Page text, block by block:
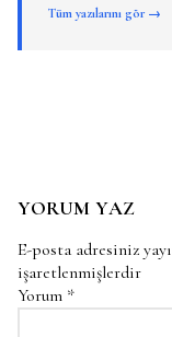
Tüm yazılarını gör →
YORUM YAZ
E-posta adresiniz
işaretlenmişlerdir
Yorum *